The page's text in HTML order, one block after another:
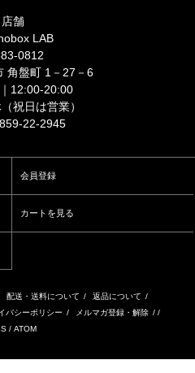
店舗
LAB
0812
角盤町 1－27－6
12:00-20:00
祝日は営業）
22-2945
会員登録
カートを見る
配送・送料について / 返品について /
バシーポリシー / メルマガ登録・解除 / /
/ ATOM